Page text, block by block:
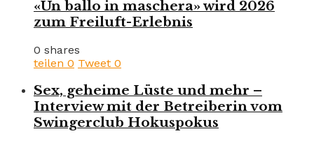
«Un ballo in maschera» wird 2026
zum Freiluft-Erlebnis
0 shares
teilen 0 Tweet 0
Sex, geheime Lüste und mehr –
Interview mit der Betreiberin vom
Swingerclub Hokuspokus